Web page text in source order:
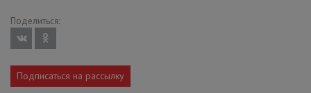
Поделиться:
Подписаться на рассылку